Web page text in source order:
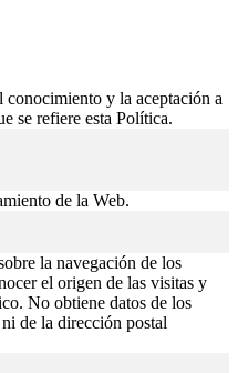
y la aceptación a
se refiere esta Política.
de la Web.
la navegación de los
el origen de las visitas y
No obtiene datos de los
de la dirección postal